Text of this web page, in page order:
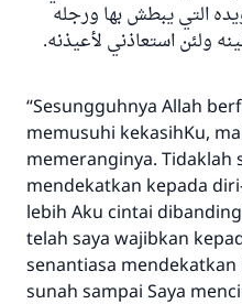
التي يبطش بها ورجله
ولئن استعاذني لأعيذنه.
“Sesungguhnya Allah
memusuhi kekasihKu,
memeranginya. Tidaklah
mendekatkan kepada
lebih Aku cintai
telah saya wajibkan
senantiasa
sunah sampai Saya